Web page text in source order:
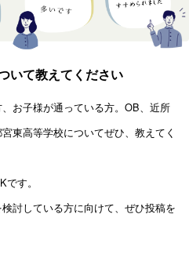
いて教えてください
お子様が通っている方。OB、近所
東高等学校についてぜひ、教えてく
す。
討している方に向けて、ぜひ投稿を